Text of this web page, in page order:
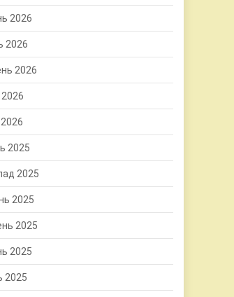
2026
2026
2026
2025
2025
2025
2025
2025
2025